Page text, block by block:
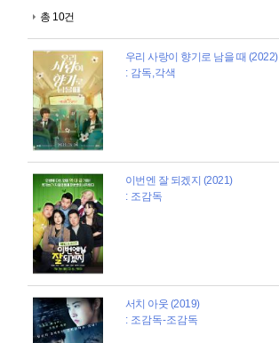
총 10건
우리 사랑이 향기로 남을 때 (2022)
: 감독,각색
이번엔 잘 되겠지 (2021)
: 조감독
서치 아웃 (2019)
: 조감독-조감독